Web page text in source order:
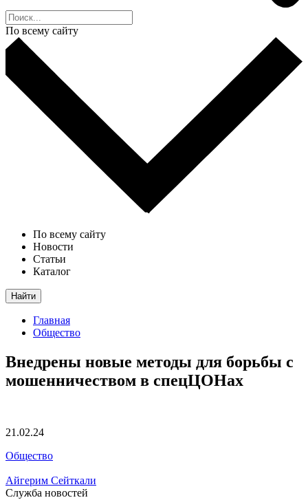
По всему сайту
По всему сайту
Новости
Статьи
Каталог
Найти
Главная
Общество
Внедрены новые методы для борьбы с
мошенничеством в спецЦОНах
21.02.24
Общество
Айгерим Сейткали
Служба новостей